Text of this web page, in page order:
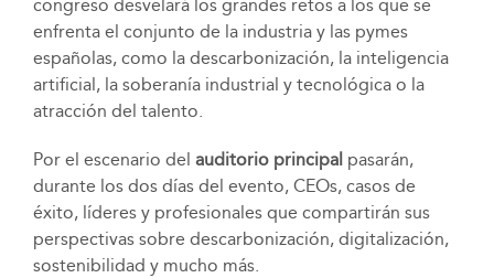
congreso desvelará los grandes retos a los que se
enfrenta el conjunto de la industria y las pymes
españolas, como la descarbonización, la inteligencia
artificial, la soberanía industrial y tecnológica o la
atracción del talento.
Por el escenario del auditorio principal pasarán,
durante los dos días del evento, CEOs, casos de
éxito, líderes y profesionales que compartirán sus
perspectivas sobre descarbonización, digitalización,
sostenibilidad y mucho más.